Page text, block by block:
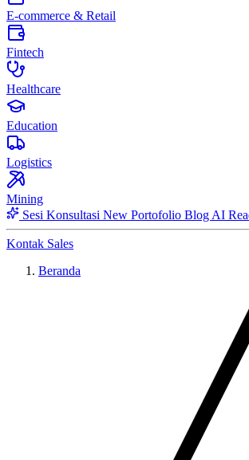
E-commerce & Retail
Fintech
Healthcare
Education
Logistics
Mining
Sesi Konsultasi New Portofolio Blog AI
Kontak Sales
Beranda